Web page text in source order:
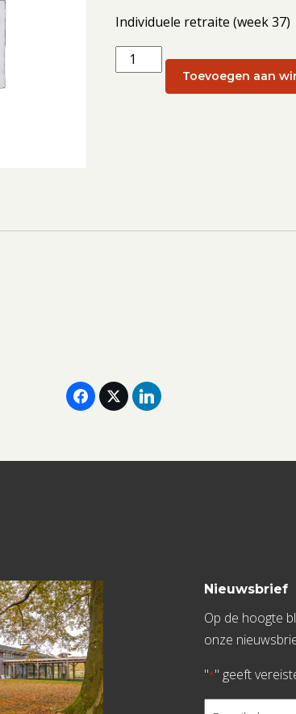
Individuele retraite (week 37)
Individuele
retraite
Toevoegen aan
Nieuwsbrief
Op de hoogte
onze
"*" geeft